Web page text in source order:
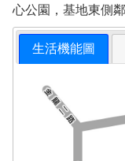
心公園，基地東側
生活機能圖